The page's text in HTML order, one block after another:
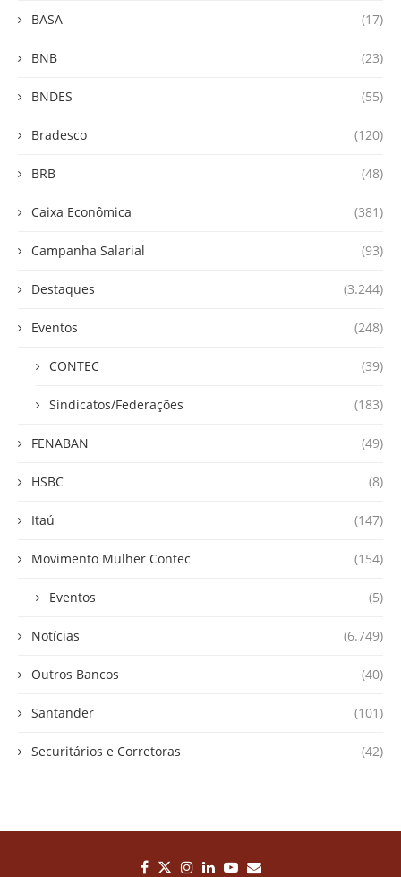
BASA (17)
BNB (23)
BNDES (55)
Bradesco (120)
BRB (48)
Caixa Econômica (381)
Campanha Salarial (93)
Destaques (3.244)
Eventos (248)
CONTEC (39)
Sindicatos/Federações (183)
FENABAN (49)
HSBC (8)
Itaú (147)
Movimento Mulher Contec (154)
Eventos (5)
Notícias (6.749)
Outros Bancos (40)
Santander (101)
Securitários e Corretoras (42)